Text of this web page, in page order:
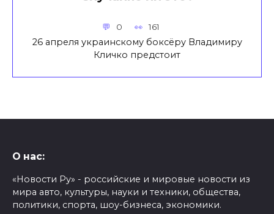
0 161
26 апреля украинскому боксёру Владимиру
Кличко предстоит
О нас:
«Новости Ру» - российские и мировые новости из
мира авто, культуры, науки и техники, общества,
политики, спорта, шоу-бизнеса, экономики.